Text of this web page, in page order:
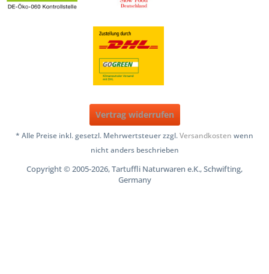
Vertrag widerrufen
* Alle Preise inkl. gesetzl. Mehrwertsteuer zzgl.Versandkosten wenn
nicht anders beschrieben
Copyright © 2005-2026, Tartuffli Naturwaren e.K., Schwifting,
Germany